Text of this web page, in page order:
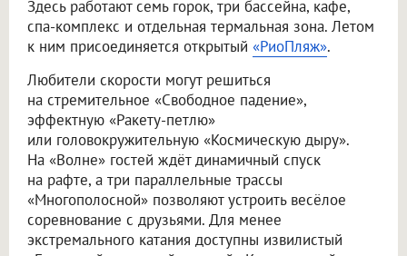
Здесь работают семь горок, три бассейна, кафе,
спа-комплекс и отдельная термальная зона. Летом
к ним присоединяется открытый «РиоПляж».
Любители скорости могут решиться
на стремительное «Свободное падение»,
эффектную «Ракету-петлю»
или головокружительную «Космическую дыру».
На «Волне» гостей ждёт динамичный спуск
на рафте, а три параллельные трассы
«Многополосной» позволяют устроить весёлое
соревнование с друзьями. Для менее
экстремального катания доступны извилистый